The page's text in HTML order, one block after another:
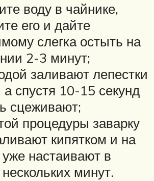
воду в чайнике,
его и дайте
слегка остыть на
2-3 минут;
заливают лепестки
а спустя 10-15 секунд
сцеживают;
процедуры заварку
кипятком и на
уже настаивают в
минут.